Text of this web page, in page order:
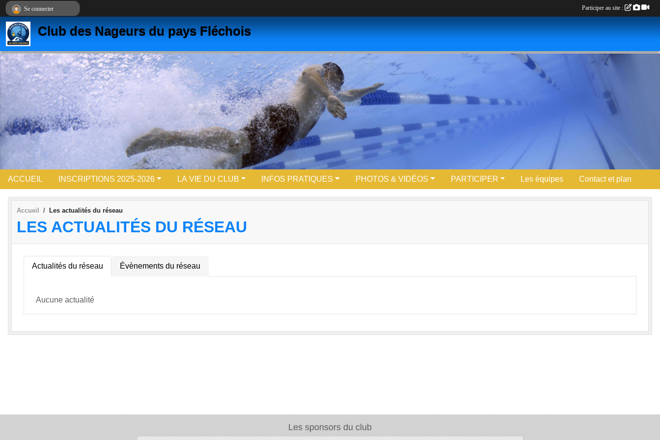
Club des Nageurs du pays Fléchois
ACCUEIL INSCRIPTIONS 2025-2026 LA VIE DU CLUB INFOS PRATIQUES PHOTOS & VIDÉOS PARTICIPER Les équipes Contact et plan
Accueil Les actualités du réseau
LES ACTUALITÉS DU RÉSEAU
Actualités du réseau Évènements du réseau
Aucune actualité
Les sponsors du club
Se connecter Participer au site :
Panneau de gestion des cookies